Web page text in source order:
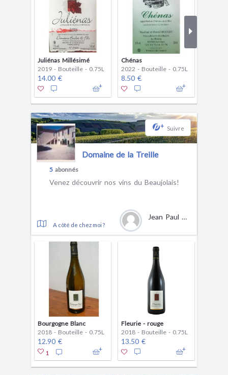
Juliénas Millésimé
2019 - Bouteille - 0.75L
14.00 €
Chénas
2022 - Bouteille - 0.75L
8.50 €
+ Suivre
Domaine de la Treille
5 abonnés
Venez découvrir nos vins du Beaujolais!
A côté de chez moi ?
Jean Paul GAUTHIER
Bourgogne Blanc
2018 - Bouteille - 0.75L
12.90 €
1
Fleurie - rouge
2018 - Bouteille - 0.75L
13.50 €